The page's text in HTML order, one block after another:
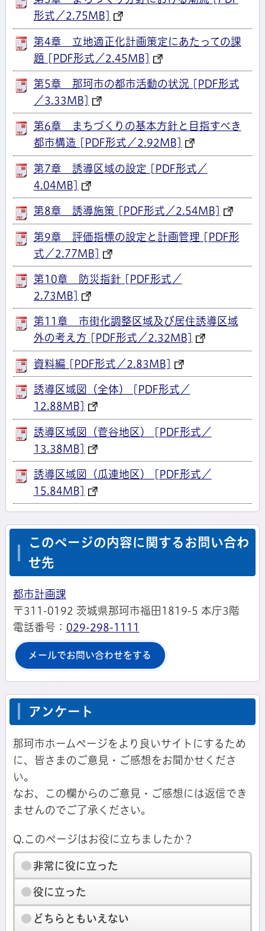
形式／2.75MB]
第4章 立地適正化計画策定にあたっての課
題 [PDF形式／2.45MB]
第5章 那珂市の都市活動の状況 [PDF形式
／3.33MB]
第6章 まちづくりの基本方針と目指すべき
都市構造 [PDF形式／2.92MB]
第7章 誘導区域の設定 [PDF形式／
4.04MB]
第8章 誘導施策 [PDF形式／2.54MB]
第9章 評価指標の設定と計画管理 [PDF形
式／2.77MB]
第10章 防災指針 [PDF形式／
2.73MB]
第11章 市街化調整区域及び居住誘導区域
外の考え方 [PDF形式／2.32MB]
資料編 [PDF形式／2.83MB]
誘導区域図（全体） [PDF形式／
12.88MB]
誘導区域図（菅谷地区） [PDF形式／
13.38MB]
誘導区域図（瓜連地区） [PDF形式／
15.84MB]
このページの内容に関するお問い合わ
せ先
都市計画課
〒311-0192 茨城県那珂市福田1819-5 本庁3階
電話番号： 029-298-1111
メールでお問い合わせをする
アンケート
那珂市ホームページをより良いサイトにするため
に、皆さまのご意見・ご感想をお聞かせくださ
い。
なお、この欄からのご意見・ご感想には返信でき
ませんのでご了承ください。
Q.このページはお役に立ちましたか？
非常に役に立った
役に立った
どちらともいえない